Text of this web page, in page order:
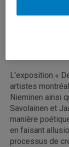
médiatiques)
dans le cadre
prestigieux
Julie Trudel y
L’exposition «
artistes
Nieminen ainsi
Savolainen et
manière
en faisant
processus de